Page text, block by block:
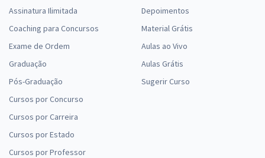
Assinatura Ilimitada
Coaching para Concursos
Exame de Ordem
Graduação
Pós-Graduação
Cursos por Concurso
Cursos por Carreira
Cursos por Estado
Cursos por Professor
Depoimentos
Material Grátis
Aulas ao Vivo
Aulas Grátis
Sugerir Curso